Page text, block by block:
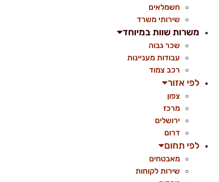
חשמלאים
שירותי משרד
משרות שוות במיוחד
שכר גבוה
עבודות מעניינות
רכב צמוד
לפי אזור
צפון
מרכז
ירושלים
דרום
לפי תחום
מאבטחים
שירות לקוחות